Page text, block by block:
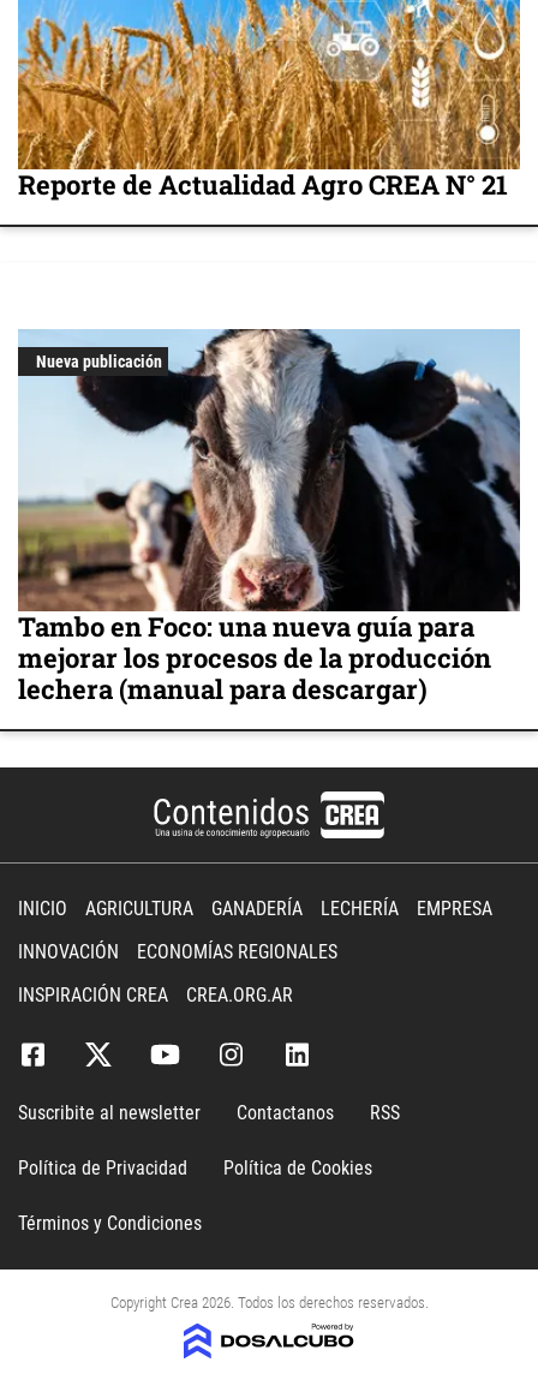
Reporte de Actualidad Agro CREA N° 21
Nueva publicación
Tambo en Foco: una nueva guía para
mejorar los procesos de la producción
lechera (manual para descargar)
INICIO AGRICULTURA GANADERÍA LECHERÍA
EMPRESA
INNOVACIÓN
ECONOMÍAS REGIONALES
INSPIRACIÓN CREA
CREA.ORG.AR
Suscribite al newsletter Contactanos RSS
Política de Privacidad Política de Cookies
Términos y Condiciones
Copyright Crea 2026. Todos los derechos reservados.